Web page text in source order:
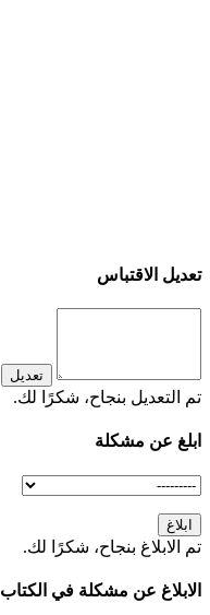
تعديل الاقتباس
تعديل
تم التعديل بنجاح، شكرًا لك.
ابلغ عن مشكلة
ابلاغ
تم الابلاغ بنجاح، شكرًا لك.
الابلاغ عن مشكلة في الكتاب